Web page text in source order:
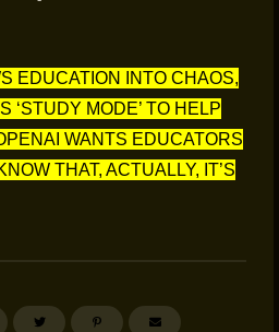
EDUCATION INTO CHAOS,
‘STUDY MODE’ TO HELP
WANTS EDUCATORS
THAT, ACTUALLY, IT’S